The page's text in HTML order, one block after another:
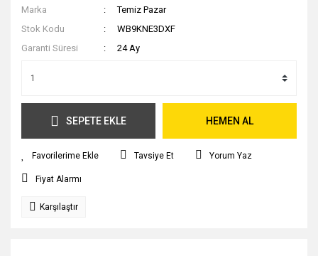
Marka
Temiz Pazar
Stok Kodu
WB9KNE3DXF
Garanti Süresi
24 Ay
SEPETE EKLE HEMEN AL
Tavsiye Et Yorum Yaz
Fiyat Alarmı
Karşılaştır